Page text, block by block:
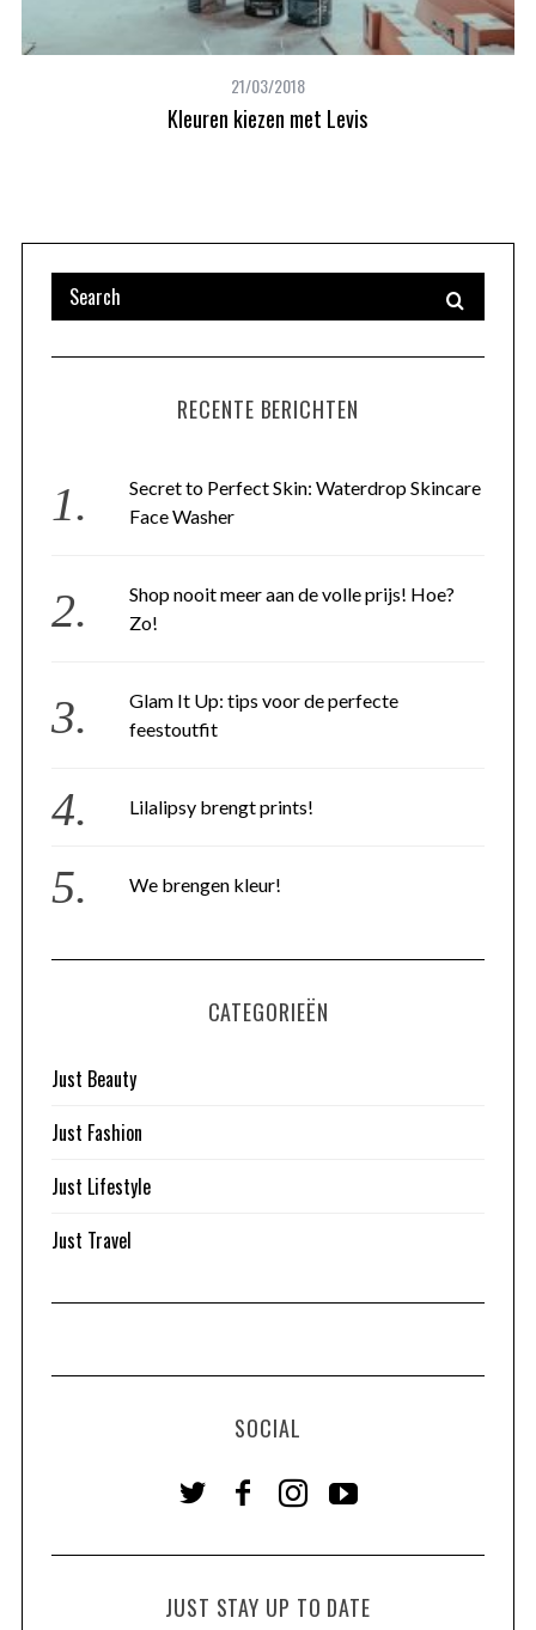
21/03/2018
Kleuren kiezen met Levis
RECENTE BERICHTEN
Secret to Perfect Skin: Waterdrop Skincare
Face Washer
Shop nooit meer aan de volle prijs! Hoe?
Zo!
Glam It Up: tips voor de perfecte
feestoutfit
Lilalipsy brengt prints!
We brengen kleur!
CATEGORIEËN
Just Beauty
Just Fashion
Just Lifestyle
Just Travel
SOCIAL
JUST STAY UP TO DATE